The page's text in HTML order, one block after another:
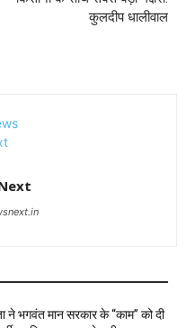
कुलदीप धालीवाल
भगवंत मान सरकार के ‘‘काम’’ को दी